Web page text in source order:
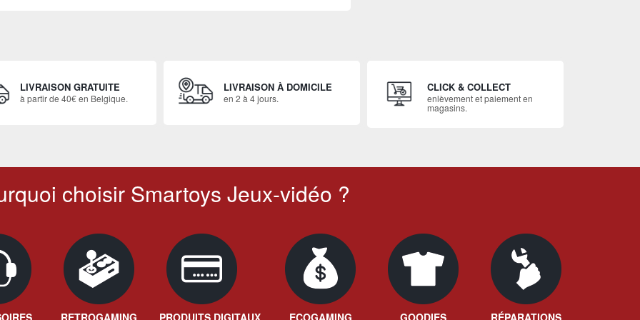
LIVRAISON GRATUITE
à partir de 40€ en Belgique.
LIVRAISON À DOMICILE
en 2 à 4 jours.
CLICK & COLLECT
enlèvement et paiement en
magasins.
choisir Smartoys Jeux-vidéo ?